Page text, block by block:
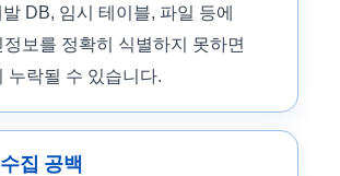
DB, 임시 테이블, 파일 등에
보를 정확히 식별하지 못하면
누락될 수 있습니다.
집 공백